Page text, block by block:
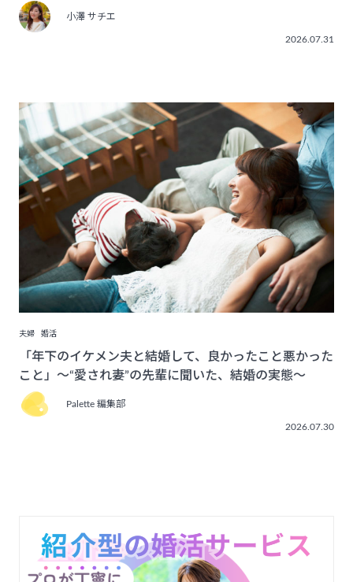
小澤 サチエ
2026.07.31
夫婦 婚活
「年下のイケメン夫と結婚して、良かったこと悪かった
こと」〜“愛され妻”の先輩に聞いた、結婚の実態〜
Palette 編集部
2026.07.30